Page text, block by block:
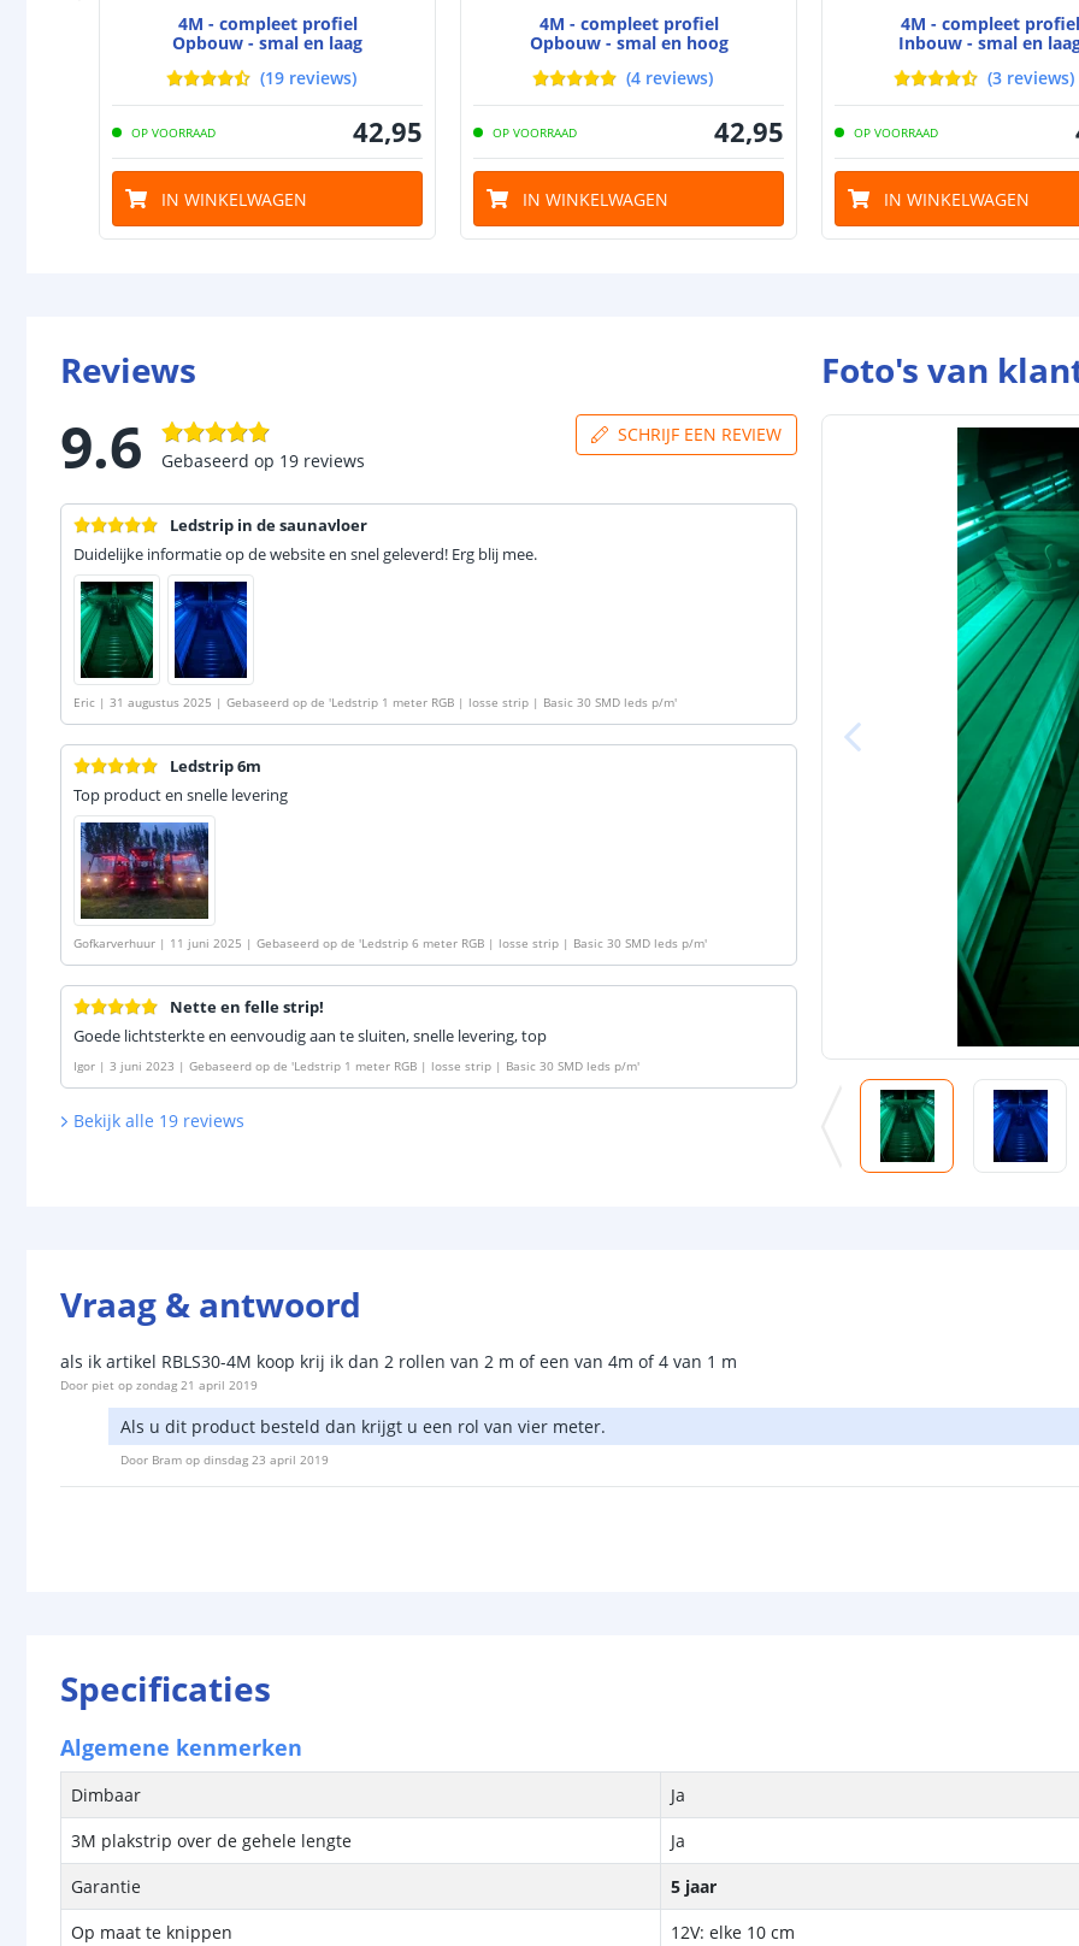
Voltage (DC)
Strip
Materiaal
Dikte led strip
Aansluiting
Aansluiting
4M - compleet profiel
Opbouw - smal en laag
(19 reviews)
OP VOORRAAD 42,95
IN WINKELWAGEN
4M - compleet profiel
Opbouw - smal en hoog
(4 reviews)
OP VOORRAAD 42,95
IN WINKELWAGEN
4M - compleet profiel
Inbouw - smal en
(3 reviews)
OP VOORRAAD
IN WINKELWAGEN
Reviews
9.6 Gebaseerd op 19 reviews
SCHRIJF EEN REVIEW
Ledstrip in de saunavloer
Duidelijke informatie op de website en snel geleverd! Erg blij mee.
Eric | 31 augustus 2025 | Gebaseerd op de 'Ledstrip 1 meter RGB | losse strip | Basic 30 SMD leds p/m'
Ledstrip 6m
Top product en snelle levering
Gofkarverhuur | 11 juni 2025 | Gebaseerd op de 'Ledstrip 6 meter RGB | losse strip | Basic 30 SMD leds p/m'
Nette en felle strip!
Goede lichtsterkte en eenvoudig aan te sluiten, snelle levering, top
Igor | 3 juni 2023 | Gebaseerd op de 'Ledstrip 1 meter RGB | losse strip | Basic 30 SMD leds p/m'
Bekijk alle 19 reviews
Foto's van
Vraag & antwoord
als ik artikel RBLS30-4M koop krij ik dan 2 rollen van 2 m of een van 4m of 4 van 1 m
Door piet op zondag 21 april 2019
Als u dit product besteld dan krijgt u een rol van vier meter.
Door Bram op dinsdag 23 april 2019
Specificaties
Algemene kenmerken
Dimbaar
Ja
3M plakstrip over de gehele lengte
Ja
Garantie
5 jaar
Op maat te knippen
12V: elke 10 cm